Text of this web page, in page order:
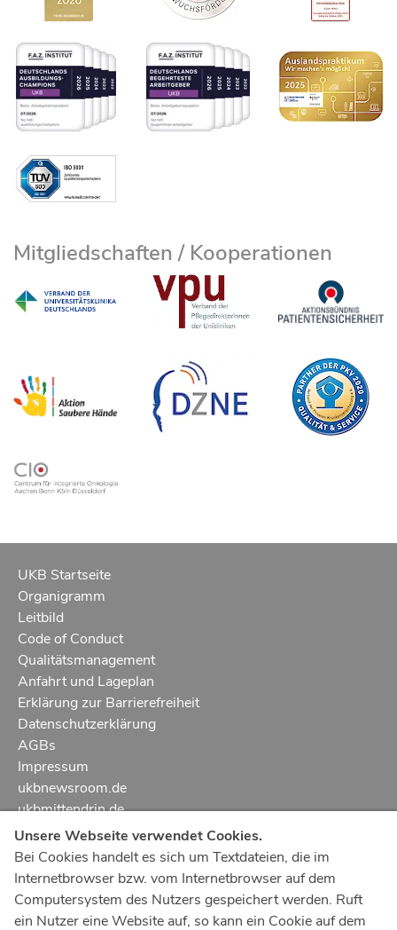
Mitgliedschaften / Kooperationen
UKB Startseite
Organigramm
Leitbild
Code of Conduct
Qualitätsmanagement
Anfahrt und Lageplan
Erklärung zur Barrierefreiheit
Datenschutzerklärung
AGBs
Impressum
ukbnewsroom.de
ukbmittendrin.de
Notruf112
Ärztlicher Notdienst116 117
Giftnotrufzentrale
Unsere Webseite verwendet Cookies.
Bei Cookies handelt es sich um Textdateien, die im
Internetbrowser bzw. vom Internetbrowser auf dem
Computersystem des Nutzers gespeichert werden. Ruft
ein Nutzer eine Website auf, so kann ein Cookie auf dem